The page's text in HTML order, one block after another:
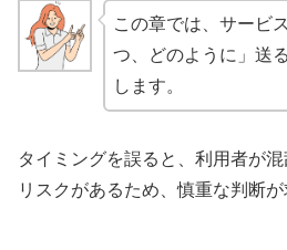
この章では、サービ
つ、どのように」送
します。
タイミングを誤ると、利用者が
リスクがあるため、慎重な判断が